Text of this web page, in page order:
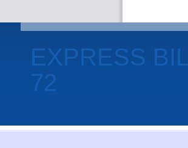
EXPRESS
72